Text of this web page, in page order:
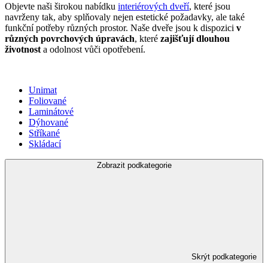
Objevte naši širokou nabídku interiérových dveří, které jsou
navrženy tak, aby splňovaly nejen estetické požadavky, ale také
funkční potřeby různých prostor. Naše dveře jsou k dispozici v
různých povrchových úpravách, které zajišťují dlouhou
životnost a odolnost vůči opotřebení.
Unimat
Foliované
Laminátové
Dýhované
Stříkané
Skládací
Zobrazit podkategorie
Skrýt podkategorie